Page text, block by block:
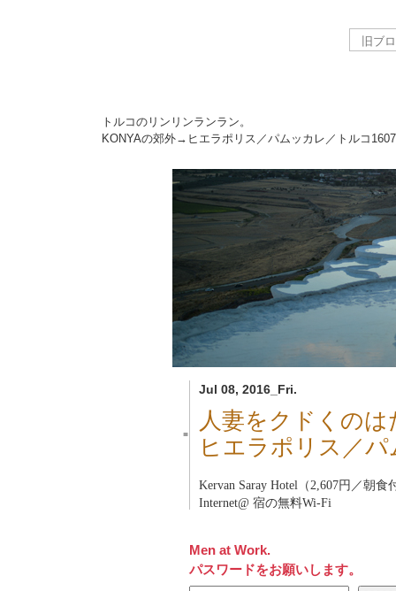
トルコのリンリンランラン。
KONYAの郊外→ヒエラポリス／パムッカレ／トルコ
Jul 08, 2016_Fri.
■
人妻をクドくの
ヒエラポリス／
Kervan Saray Hotel（2,607円／朝食
Internet@ 宿の無料Wi-Fi
Men at Work.
パスワードをお願いします。